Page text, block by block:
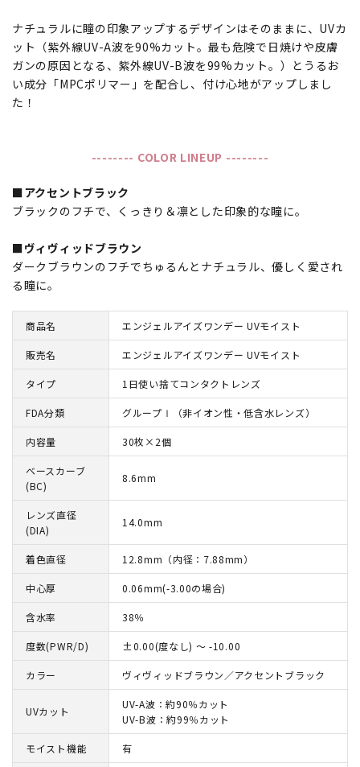
ナチュラルに瞳の印象アップするデザインはそのままに、UVカ
ット（紫外線UV-A波を90%カット。最も危険で日焼けや皮膚
ガンの原因となる、紫外線UV-B波を99%カット。）とうるお
い成分「MPCポリマー」を配合し、付け心地がアップしまし
た！
-------- COLOR LINEUP --------
■アクセントブラック
ブラックのフチで、くっきり＆凛とした印象的な瞳に。
■ヴィヴィッドブラウン
ダークブラウンのフチでちゅるんとナチュラル、優しく愛され
る瞳に。
商品名 エンジェルアイズワンデー UVモイスト
販売名 エンジェルアイズワンデー UVモイスト
タイプ 1日使い捨てコンタクトレンズ
FDA分類 グループⅠ（非イオン性・低含水レンズ）
内容量 30枚×2個
ベースカーブ
(BC)
8.6mm
レンズ直径
(DIA)
14.0mm
着色直径 12.8mm（内径：7.88mm）
中心厚 0.06mm(-3.00の場合)
含水率 38％
度数(PWR/D) ±0.00(度なし) ～ -10.00
カラー ヴィヴィッドブラウン／アクセントブラック
UVカット
UV-A波：約90％カット
UV-B波：約99％カット
モイスト機能 有